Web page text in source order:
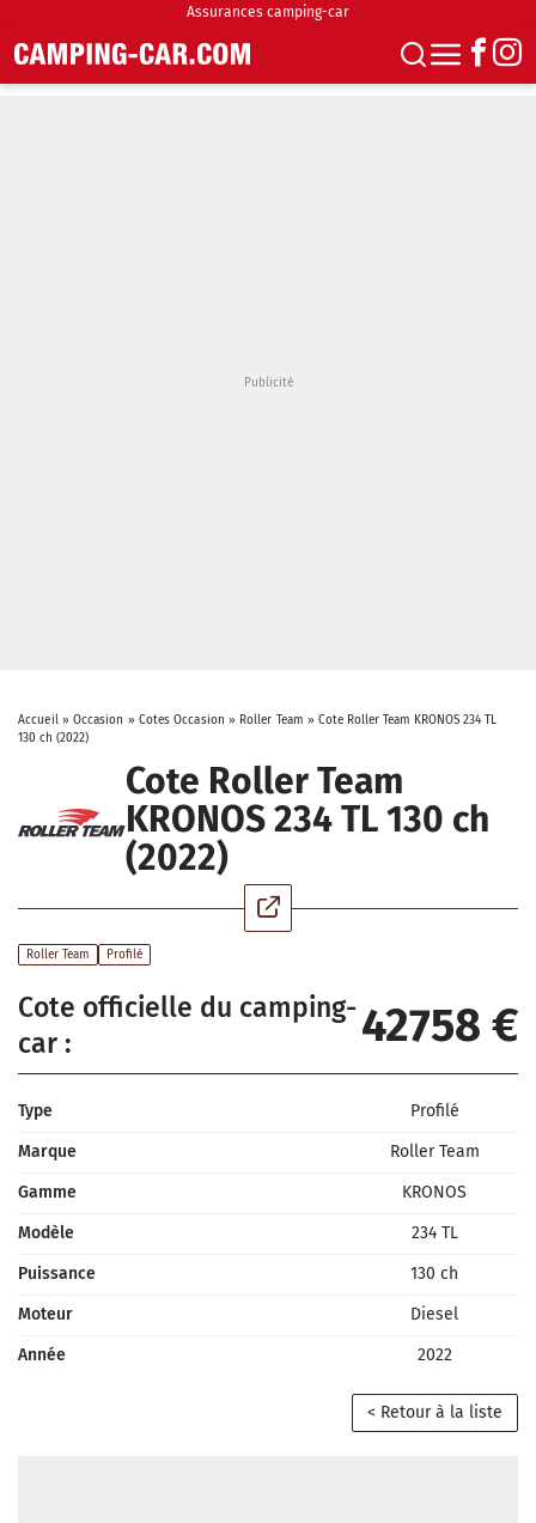
Assurances camping-car
Accueil» Occasion » Cotes Occasion » Roller Team »Cote Roller Team KRONOS 234 TL
130 ch (2022)
Cote Roller Team
KRONOS 234 TL 130 ch
(2022)
Roller Team Profilé
Cote officielle du camping-
car :
42758 €
Type
Profilé
Marque
Roller Team
Gamme
KRONOS
Modèle
234 TL
Puissance
130 ch
Moteur
Diesel
Année
2022
< Retour à la liste